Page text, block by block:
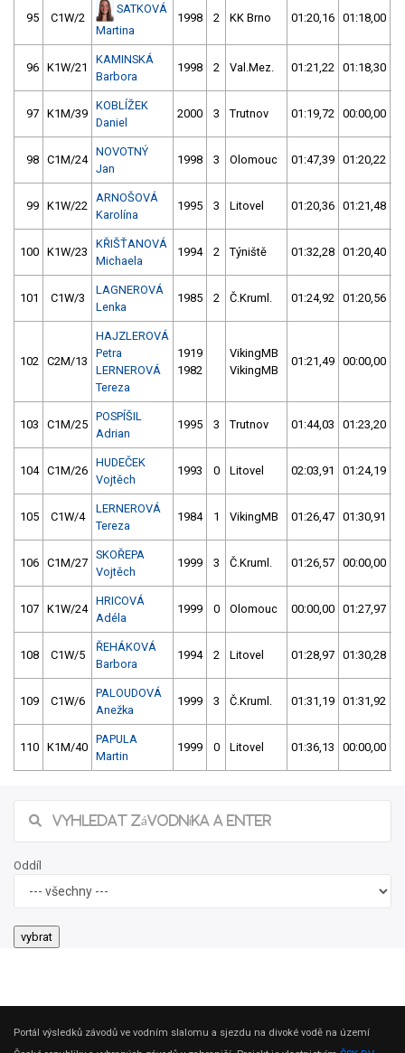
95 C1W/2
SATKOVÁ
Martina
1998 2 KK Brno 01:20,16 01:18,00
96 K1W/21
KAMINSKÁ
Barbora
1998 2 Val.Mez. 01:21,22 01:18,30
97 K1M/39
KOBLÍŽEK
Daniel
2000 3 Trutnov 01:19,72 00:00,00
98 C1M/24
NOVOTNÝ
Jan
1998 3 Olomouc 01:47,39 01:20,22
99 K1W/22
ARNOŠOVÁ
Karolína
1995 3 Litovel 01:20,36 01:21,48
100 K1W/23
KŘIŠŤANOVÁ
Michaela
1994 2 Týniště 01:32,28 01:20,40
101 C1W/3
LAGNEROVÁ
Lenka
1985 2 Č.Kruml. 01:24,92 01:20,56
102 C2M/13
HAJZLEROVÁ
Petra
LERNEROVÁ
Tereza
1919
1982
VikingMB
VikingMB
01:21,49 00:00,00
103 C1M/25
POSPÍŠIL
Adrian
1995 3 Trutnov 01:44,03 01:23,20
104 C1M/26
HUDEČEK
Vojtěch
1993 0 Litovel 02:03,91 01:24,19
105 C1W/4
LERNEROVÁ
Tereza
1984 1 VikingMB 01:26,47 01:30,91
106 C1M/27
SKOŘEPA
Vojtěch
1999 3 Č.Kruml. 01:26,57 00:00,00
107 K1W/24
HRICOVÁ
Adéla
1999 0 Olomouc 00:00,00 01:27,97
108 C1W/5
ŘEHÁKOVÁ
Barbora
1994 2 Litovel 01:28,97 01:30,28
109 C1W/6
PALOUDOVÁ
Anežka
1999 3 Č.Kruml. 01:31,19 01:31,92
110 K1M/40
PAPULA
Martin
1999 0 Litovel 01:36,13 00:00,00
Oddíl
Portál výsledků závodů ve vodním slalomu a sjezdu na divoké vodě na území